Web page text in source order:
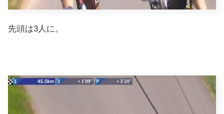
先頭は3人に。